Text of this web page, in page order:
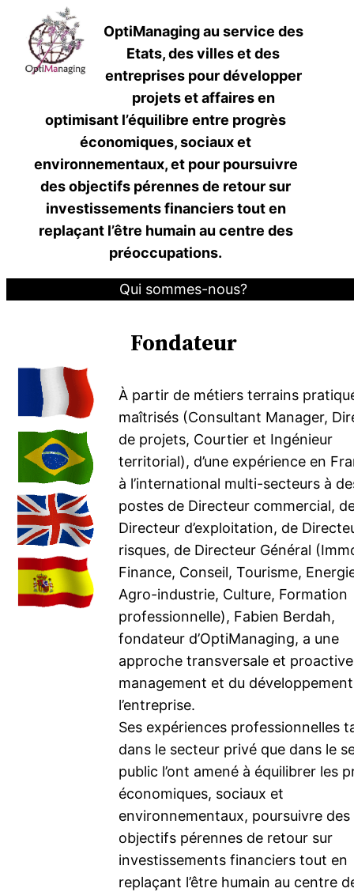
OptiManaging au service des
Etats, des villes et des
entreprises pour développer
projets et affaires en
optimisant l’équilibre entre progrès
économiques, sociaux et
environnementaux, et pour poursuivre
des objectifs pérennes de retour sur
investissements financiers tout en
replaçant l’être humain au centre des
préoccupations.
Qui sommes-nous?
Fondateur
À partir de métiers terrains
maîtrisés (Consultant Manager,
de projets, Courtier et Ingénieur
territorial), d’une expérience en
à l’international multi-secteurs à
postes de Directeur commercial,
Directeur d’exploitation, de
risques, de Directeur Général
Finance, Conseil, Tourisme,
Agro-industrie, Culture, Formation
professionnelle), Fabien Berdah,
fondateur d’OptiManaging, a une
approche transversale et
management et du
l’entreprise.
Ses expériences professionnelles
dans le secteur privé que dans le
public l’ont amené à équilibrer les
économiques, sociaux et
environnementaux, poursuivre des
objectifs pérennes de retour sur
investissements financiers tout en
replaçant l’être humain au centre